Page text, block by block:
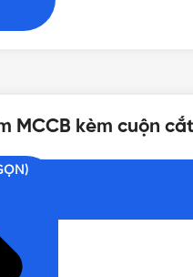
MCCB kèm cuộn